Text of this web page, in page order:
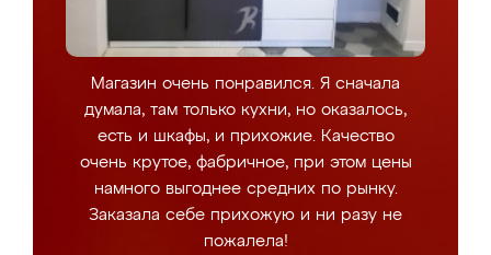
Магазин очень понравился. Я сначала
думала, там только кухни, но оказалось,
есть и шкафы, и прихожие. Качество
очень крутое, фабричное, при этом цены
намного выгоднее средних по рынку.
Заказала себе прихожую и ни разу не
пожалела!